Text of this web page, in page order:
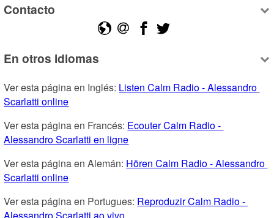
Contacto
En otros idiomas
Ver esta página en Inglés: Listen Calm Radio - Alessandro
Scarlatti online
Ver esta página en Francés: Ecouter Calm Radio -
Alessandro Scarlatti en ligne
Ver esta página en Alemán: Hören Calm Radio - Alessandro
Scarlatti online
Ver esta página en Portugues: Reproduzir Calm Radio -
Alessandro Scarlatti ao vivo